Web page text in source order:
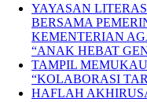
YAYASAN
BERSAMA
KEMENTERIAN
“ANAK HEBAT
TAMPIL
“KOLABORASI
HAFLAH